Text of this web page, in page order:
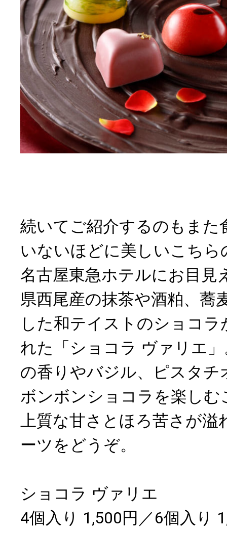
続いてご紹介するのもまた
いないほどに美しいこちら
名古屋東急ホテルにお目見
県西尾産の抹茶や酒粕、蕎
した和テイストのショコ
れた「ショコラ ヴァリエ
の香りやバジル、ピスタチ
ボンボンショコラを楽し
上質な甘さとほろ苦さが溢
ーツをどうぞ。
ショコラ ヴァリエ
4個入り 1,500円／6個入り